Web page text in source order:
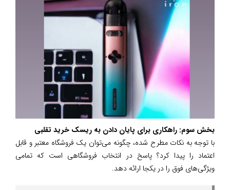
بخش سوم: راهکاری برای پایان دادن به ریسک خرید تقلبی
با توجه به نکات مطرح شده، چگونه می‌توان یک فروشگاه معتبر و قابل
اعتماد را پیدا کرد؟ پاسخ در انتخاب فروشگاهی است که تمامی
ویژگی‌های فوق را در یکجا ارائه دهد.